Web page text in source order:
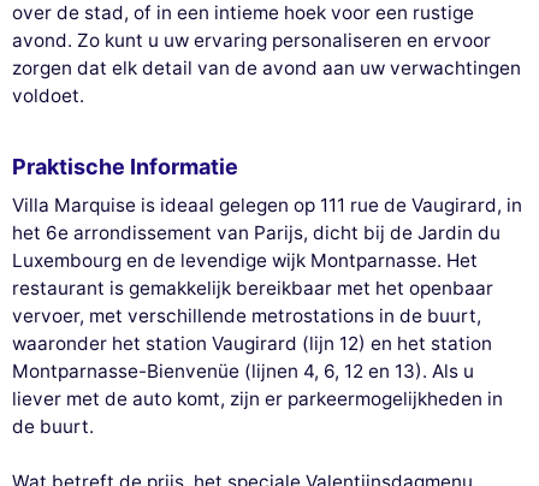
over de stad, of in een intieme hoek voor een rustige
avond. Zo kunt u uw ervaring personaliseren en ervoor
zorgen dat elk detail van de avond aan uw verwachtingen
voldoet.
Praktische Informatie
Villa Marquise is ideaal gelegen op 111 rue de Vaugirard, in
het 6e arrondissement van Parijs, dicht bij de Jardin du
Luxembourg en de levendige wijk Montparnasse. Het
restaurant is gemakkelijk bereikbaar met het openbaar
vervoer, met verschillende metrostations in de buurt,
waaronder het station Vaugirard (lijn 12) en het station
Montparnasse-Bienvenüe (lijnen 4, 6, 12 en 13). Als u
liever met de auto komt, zijn er parkeermogelijkheden in
de buurt.